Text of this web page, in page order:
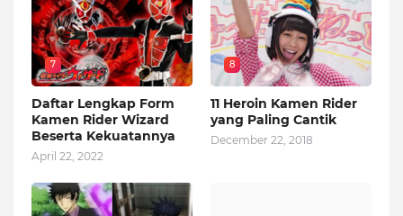
7
Daftar Lengkap Form
Kamen Rider Wizard
Beserta Kekuatannya
April 22, 2022
8
11 Heroin Kamen Rider
yang Paling Cantik
December 22, 2018